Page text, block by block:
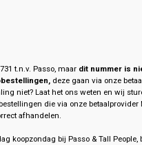
t.n.v. Passo, maar dit nummer is
deze gaan via onze
niet? Laat het ons weten en wij
die via onze betaalprovider
afhandelen.
koopzondag bij Passo & Tall People,